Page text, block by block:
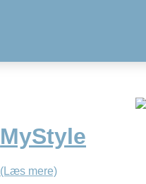
MyStyle
(Læs mere)